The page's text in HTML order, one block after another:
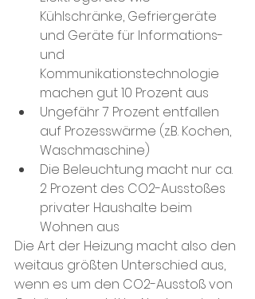
Kühlschränke, Gefriergeräte
und Geräte für Informations-
und
Kommunikationstechnologie
machen gut 10 Prozent aus
Ungefähr 7 Prozent entfallen
auf Prozesswärme (z.B. Kochen,
Waschmaschine)
Die Beleuchtung macht nur ca.
2 Prozent des CO2-Ausstoßes
privater Haushalte beim
Wohnen aus
Die Art der Heizung macht also den
weitaus größten Unterschied aus,
wenn es um den CO2-Ausstoß von